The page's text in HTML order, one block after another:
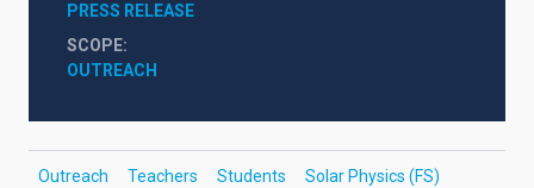
PRESS RELEASE
SCOPE
OUTREACH
Outreach Teachers Students
Solar Physics (FS)